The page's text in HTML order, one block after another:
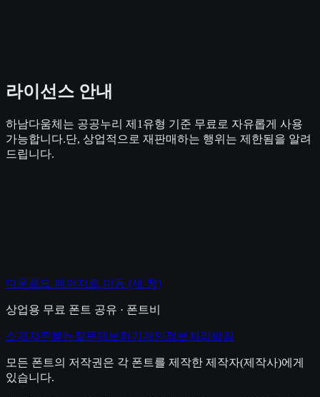
라이선스 안내
하남다움체는 공공누리 제1유형 기준 무료로 자유롭게 사용
가능합니다.단, 상업적으로 재판매하는 행위는 제한됨을 알려
드립니다.
다운로드 페이지로 이동 (새 창)
상업용 무료 폰트 공유 · 폰트비
소개 자주묻는질문제보하기 개인정보처리방침
모든 폰트의 저작권은 각 폰트를 제작한 제작자(제작사)에게
있습니다.